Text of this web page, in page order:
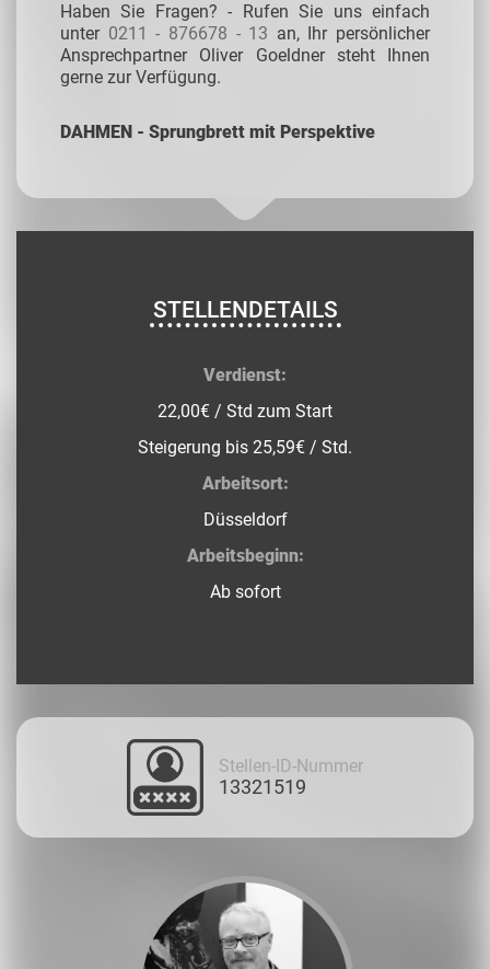
Haben Sie Fragen? - Rufen Sie uns einfach
unter 0211 - 876678 - 13 an, Ihr persönlicher
Ansprechpartner Oliver Goeldner steht Ihnen
gerne zur Verfügung.
DAHMEN - Sprungbrett mit Perspektive
STELLENDETAILS
Verdienst:
22,00€ / Std zum Start
Steigerung bis 25,59€ / Std.
Arbeitsort:
Düsseldorf
Arbeitsbeginn:
Ab sofort
Stellen-ID-Nummer
13321519